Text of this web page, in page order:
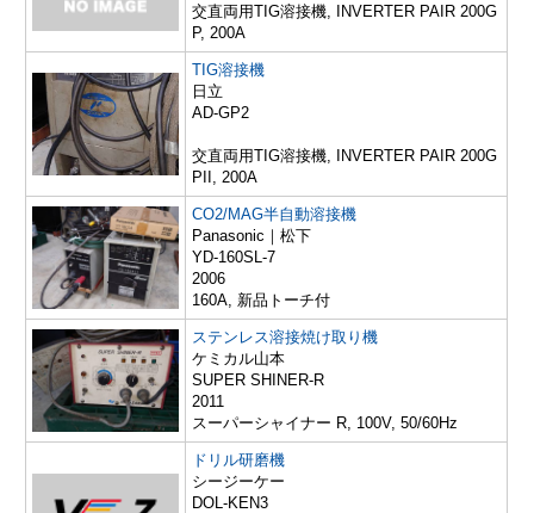
交直両用TIG溶接機, INVERTER PAIR 200G
P, 200A
TIG溶接機
日立
AD-GP2
交直両用TIG溶接機, INVERTER PAIR 200G
PII, 200A
CO2/MAG半自動溶接機
Panasonic｜松下
YD-160SL-7
2006
160A, 新品トーチ付
ステンレス溶接焼け取り機
ケミカル山本
SUPER SHINER-R
2011
スーパーシャイナー R, 100V, 50/60Hz
ドリル研磨機
シージーケー
DOL-KEN3